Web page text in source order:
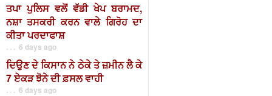
ਤਪਾ ਪੁਲਿਸ ਵਲੋਂ ਵੱਡੀ ਖੇਪ ਬਰਾਮਦ,
ਨਸ਼ਾ ਤਸਕਰੀ ਕਰਨ ਵਾਲੇ ਗਿਰੋਹ ਦਾ
ਕੀਤਾ ਪਰਦਾਫਾਸ਼
. . . 6 days ago
ਦਿਉਣ ਦੇ ਕਿਸਾਨ ਨੇ ਠੇਕੇ ਤੇ ਜ਼ਮੀਨ ਲੈ ਕੇ
7 ਏਕੜ ਝੋਨੇ ਦੀ ਫ਼ਸਲ ਵਾਹੀ
. . . 6 days ago